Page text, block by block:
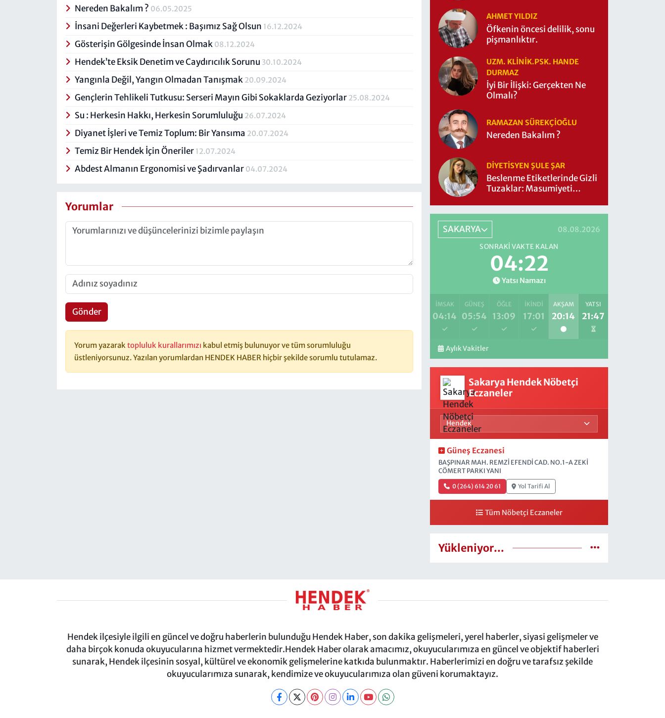
Nereden Bakalım ? 06.05.2025
İnsani Değerleri Kaybetmek : Başımız Sağ Olsun 16.12.2024
Gösterişin Gölgesinde İnsan Olmak 08.12.2024
Hendek’te Eksik Denetim ve Caydırıcılık Sorunu 30.10.2024
Yangınla Değil, Yangın Olmadan Tanışmak 20.09.2024
Gençlerin Tehlikeli Tutkusu: Serseri Mayın Gibi Sokaklarda Geziyorlar 25.08.2024
Su : Herkesin Hakkı, Herkesin Sorumluluğu 26.07.2024
Diyanet İşleri ve Temiz Toplum: Bir Yansıma 20.07.2024
Temiz Bir Hendek İçin Öneriler 12.07.2024
Abdest Almanın Ergonomisi ve Şadırvanlar 04.07.2024
Yorumlar
Gönder
Yorum yazaraktopluluk kurallarımızı kabul etmiş bulunuyor ve tüm sorumluluğu
üstleniyorsunuz. Yazılan yorumlardan HENDEK HABER hiçbir şekilde sorumlu tutulamaz.
AHMET YILDIZ
Öfkenin öncesi delilik, sonu
pişmanlıktır.
UZM. KLINIK.PSK. HANDE
DURMAZ
İyi Bir İlişki: Gerçekten Ne
Olmalı?
RAMAZAN SÜREKÇIOĞLU
Nereden Bakalım ?
DIYETISYEN ŞULE ŞAR
Beslenme Etiketlerinde Gizli
Tuzaklar: Masumiyeti
SAKARYA 08.08.2026
SONRAKI VAKTE KALAN
04:21
Yatsı Namazı
İMSAK
04:14
GÜNEŞ
05:54
ÖĞLE
13:09
İKINDI
17:01
AKŞAM
20:14
YATSI
21:47
Aylık Vakitler
Sakarya Hendek Nöbetçi
Eczaneler
Güneş Eczanesi
BAŞPINAR MAH. REMZİ EFENDİ CAD. NO.1-A ZEKİ
CÖMERT PARKI YANI
0 (264) 614 20 61 Yol Tarifi Al
Tüm Nöbetçi Eczaneler
Yükleniyor...
Hendek ilçesiyle ilgili en güncel ve doğru haberlerin bulunduğu Hendek Haber, son dakika gelişmeleri, yerel haberler, siyasi gelişmeler ve
daha birçok konuda okuyucularına hizmet vermektedir.Hendek Haber olarak amacımız, okuyucularımıza en güncel ve objektif haberleri
sunarak, Hendek ilçesinin sosyal, kültürel ve ekonomik gelişmelerine katkıda bulunmaktır. Haberlerimizi en doğru ve tarafsız şekilde
okuyucularımıza sunarak, kendimize ve okuyucularımıza olan güveni korumaktayız.